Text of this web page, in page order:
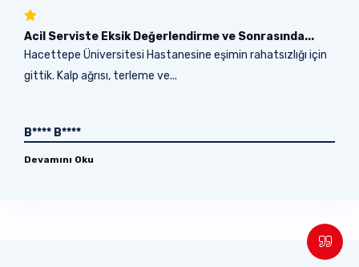
Acil Serviste Eksik Değerlendirme ve Sonrasında...
Hacettepe Üniversitesi Hastanesine eşimin rahatsızlığı için
gittik. Kalp ağrısı, terleme ve...
B**** B****
Devamını Oku